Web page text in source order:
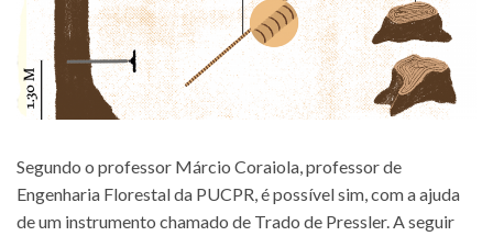
Segundo o professor Márcio Coraiola, professor de
Engenharia Florestal da PUCPR, é possível sim, com a ajuda
de um instrumento chamado de Trado de Pressler. A seguir